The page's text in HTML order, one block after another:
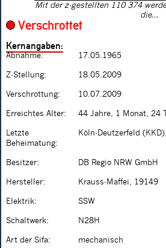
Mit der z-gestellten 110 374
die...
Verschrottet
Kernangaben:
Abnahme: 17.05.1965
Z-Stellung: 18.05.2009
Verschrottung: 10.07.2009
Erreichtes Alter: 44 Jahre, 1 Monat, 24
Letzte
Beheimatung:
Köln-Deutzerfeld
Besitzer: DB Regio NRW GmbH
Hersteller: Krauss-Maffei, 19149
Elektrik: SSW
Schaltwerk: N28H
Art der Sifa: mechanisch